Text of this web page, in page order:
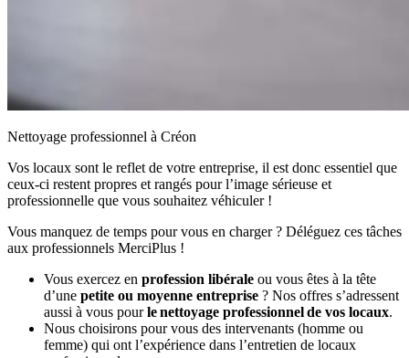
Nettoyage professionnel à Créon
Vos locaux sont le reflet de votre entreprise, il est donc essentiel que
ceux-ci restent propres et rangés pour l’image sérieuse et
professionnelle que vous souhaitez véhiculer !
Vous manquez de temps pour vous en charger ? Déléguez ces tâches
aux professionnels MerciPlus !
Vous exercez en profession libérale ou vous êtes à la tête
d’une petite ou moyenne entreprise ? Nos offres s’adressent
aussi à vous pourle nettoyage professionnel de vos locaux.
Nous choisirons pour vous des intervenants (homme ou
femme) qui ont l’expérience dans l’entretien de locaux